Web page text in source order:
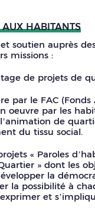
AUX HABITANTS
soutien auprès
missions :
de projets de
par le FAC (Fonds
oeuvre par les
de
du tissu social.
« Paroles
» dont les
la
la possibilité à
et